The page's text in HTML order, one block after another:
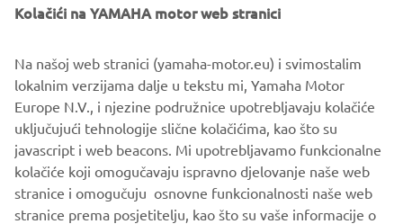
Informacije i/ili slike na ovim web-stranicama nikada se ne
smiju upotrebljavati u komercijalne ili nekomercijalne
svrhe bez izričitog pisanog pristanka tvrtke Yamaha Motor
Europe N.V. i/ili Yamaha Motor Co., Ltd.
Uvijek se vozite na siguran način i poštujte sve lokalne
prometne zakone.
Kolačići na YAMAHA motor web stranici
Na našoj web stranici (yamaha-motor.eu) i svimostalim
lokalnim verzijama dalje u tekstu mi, Yamaha Motor
Europe N.V., i njezine podružnice upotrebljavaju kolačiće
uključujući tehnologije slične kolačićima, kao što su
javascript i web beacons. Mi upotrebljavamo funkcionalne
kolačiće koji omogučavaju ispravno djelovanje naše web
stranice i omogučuju osnovne funkcionalnosti naše web
stranice prema posjetitelju, kao što su vaše informacije o